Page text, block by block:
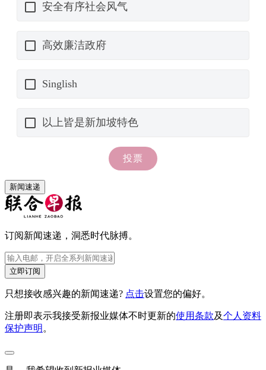
新闻速递
订阅新闻速递，洞悉时代脉搏。
立即订阅
只想接收感兴趣的新闻速递? 点击设置您的偏好。
注册即表示我接受新报业媒体不时更新的使用条款及个人资料
保护声明。